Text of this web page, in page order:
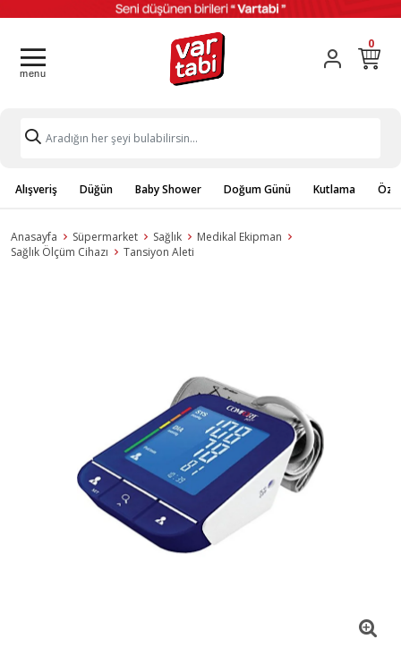
0
Alışveriş Düğün Baby Shower Doğum Günü Kutlama
Anasayfa Süpermarket Sağlık
Medikal Ekipman
Sağlık Ölçüm Cihazı
Tansiyon Aleti